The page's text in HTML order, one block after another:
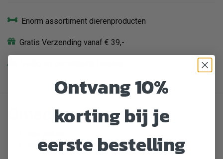
Enorm assortiment dierenproducten
Gratis Verzending vanaf € 39,-
Omschrijving
vacuüm verpakt
Ontvang 10%
korting bij je
eerste bestelling